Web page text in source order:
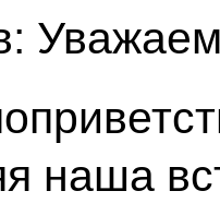
наша